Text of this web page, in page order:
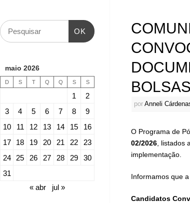
por Anneli
​O Programa de
02/2026 ,
implementação.
​Informamos que
Candidatos
OK
maio 2026
D S T Q Q S S
1
2
3
4 5 6 7 8
9
10
11 12 13 14 15
16
17
18 19 20 21 22
23
24
25 26 27 28 29
30
31
« abr
jul »